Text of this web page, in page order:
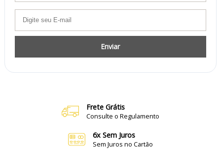
Enviar
Frete Grátis
Consulte o Regulamento
6x Sem Juros
Sem Juros no Cartão